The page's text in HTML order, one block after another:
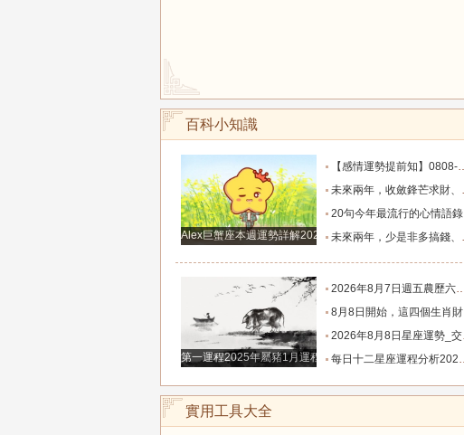
百科小知識
Alex巨蟹座本週運勢詳解2024.12.23-12.29
【感情運勢提前知】0808-0814感情運勢：在自己的能力和現實目標有差距時，越是要克己隱忍_內心_藍姐_狀態
未來兩年，收斂鋒芒求財、家境慢慢變好的四大星座！富貴纏身_合作_機會_獅子座
20句今年最流行的心情語錄，句句正能量，說到心坎上了_夢想_繁星點點_人生
未來兩年，少是非多搞錢、財富悄悄暴漲的四大星座！衣食無憂_防範_全是坑_財運
第一運程2025年屬豬1月運程解析
2026年8月7日週五農歷六月廿五好運生肖排名榜。_工作_池池_感情
8月8日開始，這四個生肖財運穩步上行，財路全程暢通收獲滿堂吉祥財富_財氣_龍人
2026年8月8日星座運勢_交易_管理_合作
每日十二星座運程分析2026.8.8_靈感_成長_事情
實用工具大全